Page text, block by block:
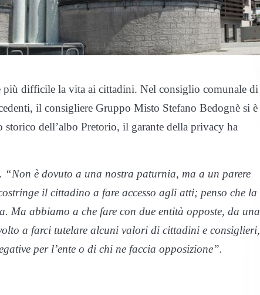
più difficile la vita ai cittadini. Nel consiglio comunale di
il consigliere Gruppo Misto Stefano Bedognè si è
dell’albo Pretorio, il garante della privacy ha
“Non è dovuto a una nostra paturnia, ma a un parere
il cittadino a fare accesso agli atti; penso che la
Ma abbiamo a che fare con due entità opposte, da una
a farci tutelare alcuni valori di cittadini e consiglieri,
per l’ente o di chi ne faccia opposizione”.